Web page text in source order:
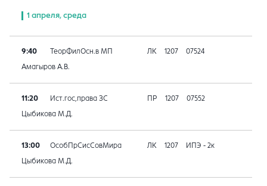
1 апреля, среда
9:40 ТеорФилОсн.в МП ЛК 1207 07524
Амагыров А.В.
11:20 Ист.гос,права ЗС ПР 1207 07552
Цыбикова М.Д.
13:00 ОсобПрСисСовМира ЛК 1207 ИПЭ - 2к
Цыбикова М.Д.